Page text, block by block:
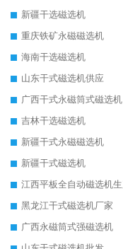
新疆干选磁选机
重庆铁矿永磁磁选机
海南干选磁选机
山东干式磁选机供应
广西干式永磁筒式磁选机
吉林干选磁选机
新疆干式永磁磁选机
新疆干式磁选机
黑龙江干式磁选机厂家
广西永磁筒式强磁选机